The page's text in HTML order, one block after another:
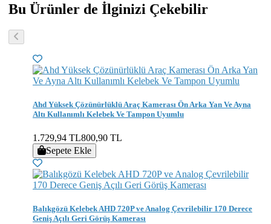
Bu Ürünler de İlginizi Çekebilir
Ahd Yüksek Çözünürlüklü Araç Kamerası Ön Arka Yan Ve Ayna
Altı Kullanımlı Kelebek Ve Tampon Uyumlu
1.729,94 TL800,90 TL
Sepete Ekle
Balıkgözü Kelebek AHD 720P ve Analog Çevrilebilir 170 Derece
Geniş Açılı Geri Görüş Kamerası